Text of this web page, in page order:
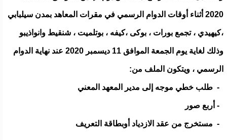
2020 أثناء أوقات الدوام الرسمي في مقرات المعاهد بمدن سيلبابي
،كيهيدي ، تجمع بورات ، بوكى ،كيفه ، بوتلميت ، شنقيط وانواذيبو
وذلك لغاية يوم الجمعة الموافق 11 ديسمبر 2020 عند نهاية الدوام
الرسمي ، ويتكون الملف من:
- طلب خطي موجه إلى مدير المعهد المعني
- أربع صور
- مستخرج من عقد الازدياد أوبطاقة التعريف